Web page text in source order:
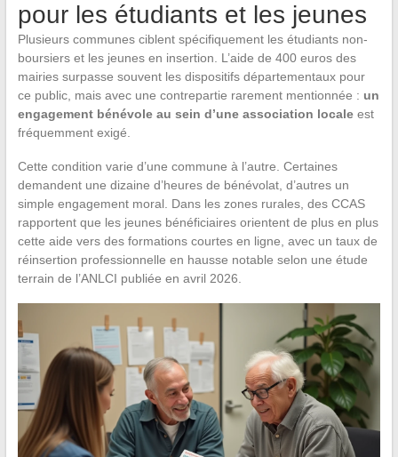
pour les étudiants et les jeunes
Plusieurs communes ciblent spécifiquement les étudiants non-
boursiers et les jeunes en insertion. L’aide de 400 euros des
mairies surpasse souvent les dispositifs départementaux pour
ce public, mais avec une contrepartie rarement mentionnée : un
engagement bénévole au sein d’une association localeest
fréquemment exigé.
Cette condition varie d’une commune à l’autre. Certaines
demandent une dizaine d’heures de bénévolat, d’autres un
simple engagement moral. Dans les zones rurales, des CCAS
rapportent que les jeunes bénéficiaires orientent de plus en plus
cette aide vers des formations courtes en ligne, avec un taux de
réinsertion professionnelle en hausse notable selon une étude
terrain de l’ANLCI publiée en avril 2026.